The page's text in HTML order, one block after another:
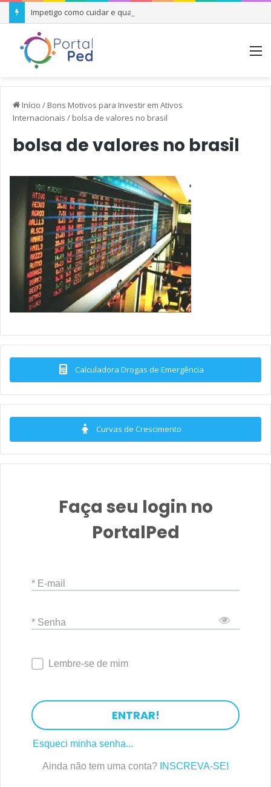
Impetigo como cuidar e quando se preocupar
Início / Bons Motivos para Investir em Ativos
Internacionais / bolsa de valores no brasil
bolsa de valores no brasil
Calculadora Drogas de Emergência
Curvas de Crescimento
Faça seu login no
PortalPed
* E-mail
* Senha
Lembre-se de mim
ENTRAR!
Esqueci minha senha...
Ainda não tem uma conta? INSCREVA-SE!